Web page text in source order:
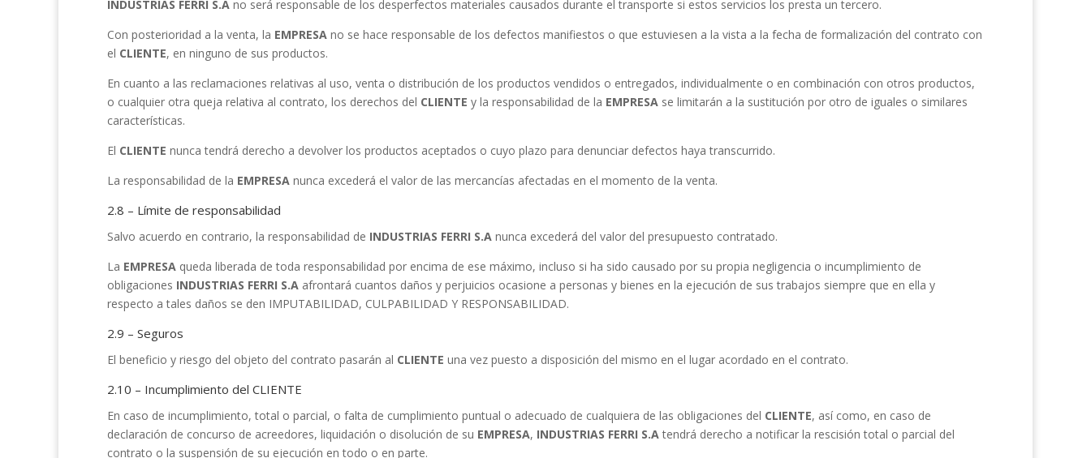
INDUSTRIAS FERRI S.A no será responsable de los desperfectos materiales causados durante el transporte si estos servicios los presta un tercero.
Con posterioridad a la venta, la EMPRESA no se hace responsable de los defectos manifiestos o que estuviesen a la vista a la fecha de formalización del contrato con
el CLIENTE, en ninguno de sus productos.
En cuanto a las reclamaciones relativas al uso, venta o distribución de los productos vendidos o entregados, individualmente o en combinación con otros productos,
o cualquier otra queja relativa al contrato, los derechos del CLIENTE y la responsabilidad de la EMPRESA se limitarán a la sustitución por otro de iguales o similares
características.
El CLIENTE nunca tendrá derecho a devolver los productos aceptados o cuyo plazo para denunciar defectos haya transcurrido.
La responsabilidad de la EMPRESA nunca excederá el valor de las mercancías afectadas en el momento de la venta.
2.8 – Límite de responsabilidad
Salvo acuerdo en contrario, la responsabilidad de INDUSTRIAS FERRI S.A nunca excederá del valor del presupuesto contratado.
La EMPRESA queda liberada de toda responsabilidad por encima de ese máximo, incluso si ha sido causado por su propia negligencia o incumplimiento de
obligaciones INDUSTRIAS FERRI S.A afrontará cuantos daños y perjuicios ocasione a personas y bienes en la ejecución de sus trabajos siempre que en ella y
respecto a tales daños se den IMPUTABILIDAD, CULPABILIDAD Y RESPONSABILIDAD.
2.9 – Seguros
El beneficio y riesgo del objeto del contrato pasarán al CLIENTE una vez puesto a disposición del mismo en el lugar acordado en el contrato.
2.10 – Incumplimiento del CLIENTE
En caso de incumplimiento, total o parcial, o falta de cumplimiento puntual o adecuado de cualquiera de las obligaciones del CLIENTE, así como, en caso de
declaración de concurso de acreedores, liquidación o disolución de su EMPRESA, INDUSTRIAS FERRI S.Atendrá derecho a notificar la rescisión total o parcial del
contrato o la suspensión de su ejecución en todo o en parte.